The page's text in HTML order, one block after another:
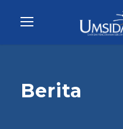
Berita